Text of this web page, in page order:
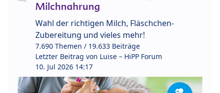
Milchnahrung
Wahl der richtigen Milch, Fläschchen-
Zubereitung und vieles mehr!
7.690 Themen / 19.633 Beiträge
Letzter Beitrag von Luise – HiPP Forum
10. Jul 2026 14:17